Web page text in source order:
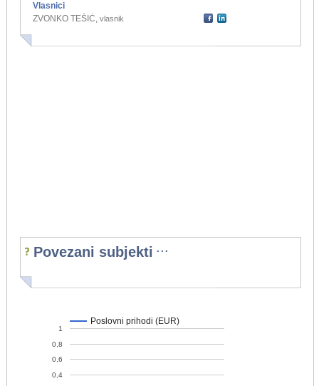
Vlasnici
ZVONKO TEŠIĆ, vlasnik
Povezani subjekti ...
Poslovni prihodi (EUR)
0,4
0,6
0,8
1